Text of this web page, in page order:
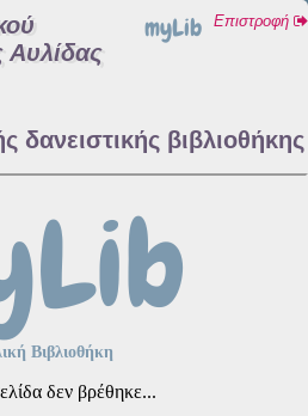
Επιστροφή
myLib
Αυλίδας
δανειστικής βιβλιοθήκης